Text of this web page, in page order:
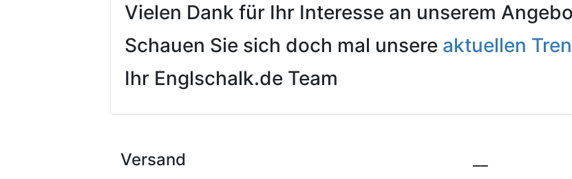
Vielen Dank für Ihr Interesse an unserem
Schauen Sie sich doch mal unsere aktuellen
Ihr Englschalk.de Team
Versand